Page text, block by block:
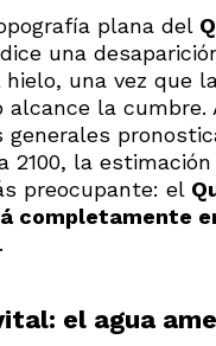
plana del
una
una vez que
alcance la cumbre.
generales
2100, la
preocupante: el
completamente
.
el agua